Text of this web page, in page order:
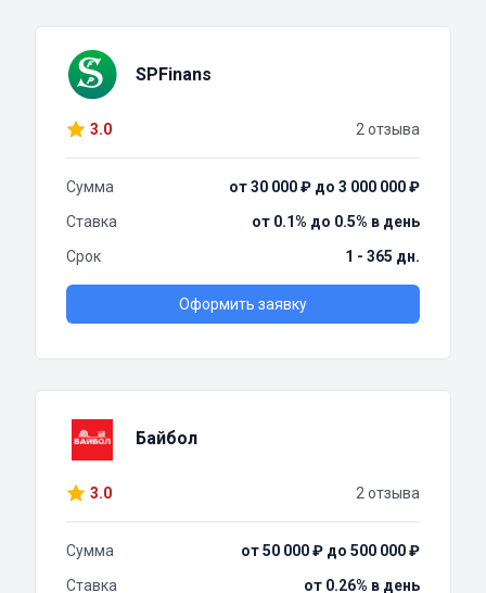
SPFinans
3.0 2 отзыва
Сумма
от 30 000 ₽ до 3 000 000 ₽
Ставка
от 0.1% до 0.5% в день
Срок
1 - 365 дн.
Оформить заявку
Байбол
3.0 2 отзыва
Сумма
от 50 000 ₽ до 500 000 ₽
Ставка
от 0.26% в день